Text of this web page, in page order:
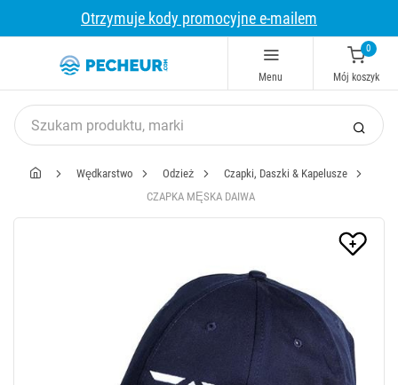
Otrzymuje kody promocyjne e-mailem
Menu
0
Mój koszyk
Wędkarstwo Odzież
Czapki, Daszki & Kapelusze
CZAPKA MĘSKA DAIWA